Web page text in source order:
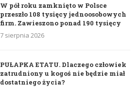
W pół roku zamknięto w Polsce
przeszło 108 tysięcy jednoosobowych
firm. Zawieszono ponad 190 tysięcy
7 sierpnia 2026
PUŁAPKA ETATU. Dlaczego człowiek
zatrudniony u kogoś nie będzie miał
dostatniego życia?